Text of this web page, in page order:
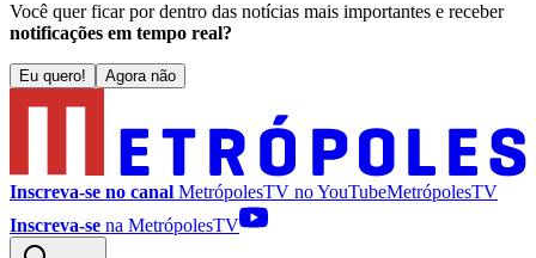
Você quer ficar por dentro das notícias mais importantes e receber
notificações em tempo real?
Eu quero! Agora não
Inscreva-se no canal MetrópolesTV noYouTubeMetrópolesTV
Inscreva-se na MetrópolesTV